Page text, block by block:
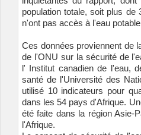
population totale, soit plus de
n'ont pas accès à l'eau
Ces données proviennent de
de l'ONU sur la sécurité de
l' Institut canadien de l'eau,
santé de l'Université des
utilisé 10 indicateurs pour
dans les 54 pays d'Afrique.
été faite dans la région Asie-
l'Afrique.